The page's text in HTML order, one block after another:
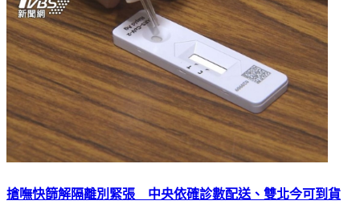
搶嘸快篩解隔離別緊張 中央依確診數配送、雙北今可到貨